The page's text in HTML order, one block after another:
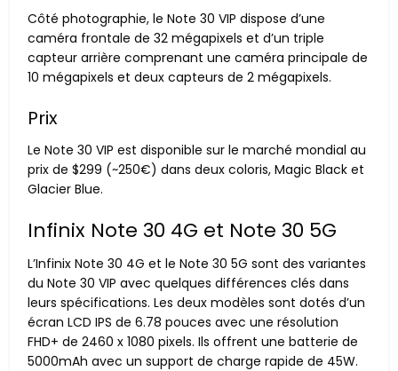
Côté photographie, le Note 30 VIP dispose d’une
caméra frontale de 32 mégapixels et d’un triple
capteur arrière comprenant une caméra principale de
10 mégapixels et deux capteurs de 2 mégapixels.
Prix
Le Note 30 VIP est disponible sur le marché mondial au
prix de $299 (~250€) dans deux coloris, Magic Black et
Glacier Blue.
Infinix Note 30 4G et Note 30 5G
L’Infinix Note 30 4G et le Note 30 5G sont des variantes
du Note 30 VIP avec quelques différences clés dans
leurs spécifications. Les deux modèles sont dotés d’un
écran LCD IPS de 6.78 pouces avec une résolution
FHD+ de 2460 x 1080 pixels. Ils offrent une batterie de
5000mAh avec un support de charge rapide de 45W.